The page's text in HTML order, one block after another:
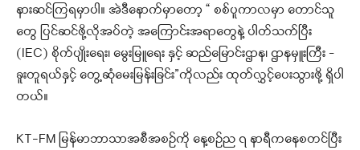
နားဆင်ကြရမှာပါ။ အဲဒီနောက်မှာတော့ “ စစ်ပူကာလမှာ တောင်သူ
တွေ ပြင်ဆင်ဖို့လိုအပ်တဲ့ အကြောင်းအရာတွေနဲ့ ပါတ်သက်ပြီး
(IEC) စိုက်ပျိုးရေး၊ မွေးမြူရေး နှင့် ဆည်မြောင်းဌာန၊ ဌာနမှူးကြီး –
ခူးတူရယ်နှင့် တွေ့ဆုံမေးမြန်းခြင်း”ကိုလည်း ထုတ်လွှင့်ပေးသွားဖို့ ရှိပါ
တယ်။
KT-FM မြန်မာဘာသာအစီအစဉ်ကို နေ့စဉ်ည ၇ နာရီကနေစတင်ပြီး